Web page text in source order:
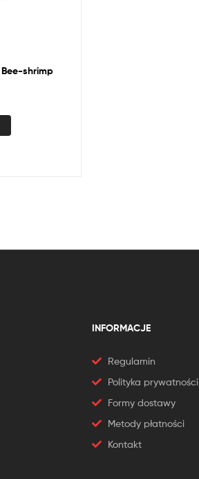
shrimp
INFORMACJE
Regulamin
Polityka prywatności
Formy dostawy
Metody płatności
Kontakt